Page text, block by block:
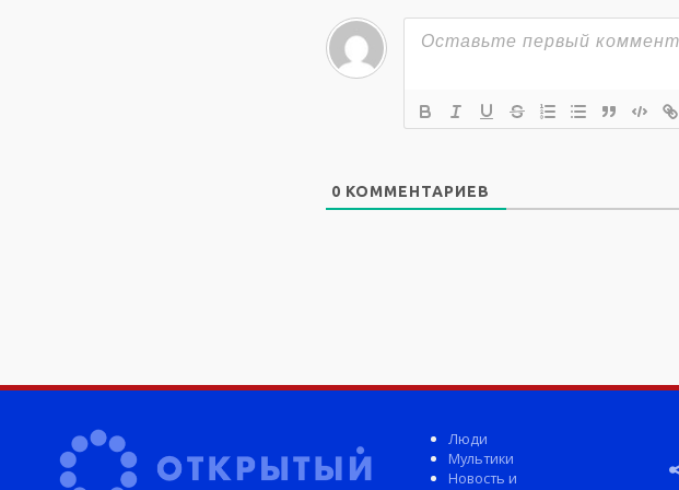
0 КОММЕНТАРИЕВ
Люди
Мультики
Новость и